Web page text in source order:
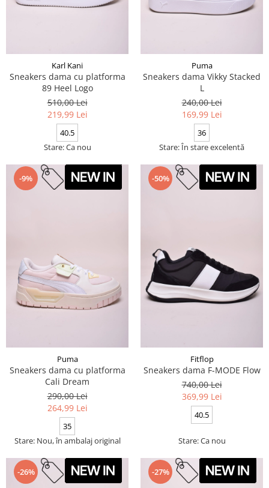
Karl Kani
Sneakers dama cu platforma
89 Heel Logo
510,00 Lei
219,99 Lei
40.5
Stare: Ca nou
Puma
Sneakers dama Vikky Stacked
L
240,00 Lei
169,99 Lei
36
Stare: În stare excelentă
-9%
Puma
Sneakers dama cu platforma
Cali Dream
290,00 Lei
264,99 Lei
35
Stare: Nou, în ambalaj original
-50%
Fitflop
Sneakers dama F-MODE Flow
740,00 Lei
369,99 Lei
40.5
Stare: Ca nou
-26% -27%